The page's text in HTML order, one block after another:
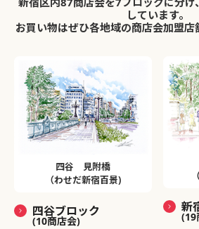
しています。
お買い物はぜひ各地域の商店会加盟店
四谷 見附橋
（わせだ新宿百景)
四谷ブロック
(10商店会)
新
(19